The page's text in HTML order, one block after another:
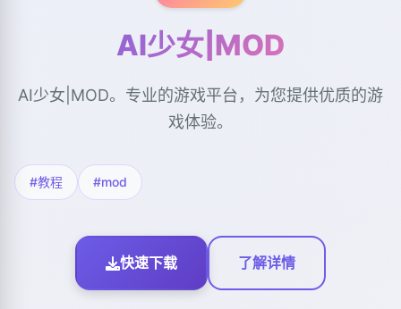
AI少女|MOD
AI少女|MOD。专业的游戏平台，为您提供优质的游
戏体验。
#教程 #mod
快速下载 了解详情